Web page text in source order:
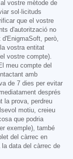
vostre mètode de
sol·licituds
que el vostre
d'autorització no
però,
vostra entitat
vostre compte).
meu compte del
amb
de 7 dies per evitar
després
la prova, perdreu
motiu, creieu
que podria
exemple), també
del càrrec en
data del càrrec de